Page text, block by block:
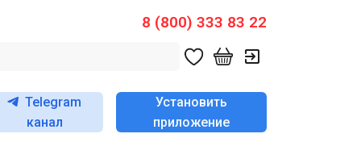
8 (800) 333 83 22
Telegram
канал
Установить
приложение